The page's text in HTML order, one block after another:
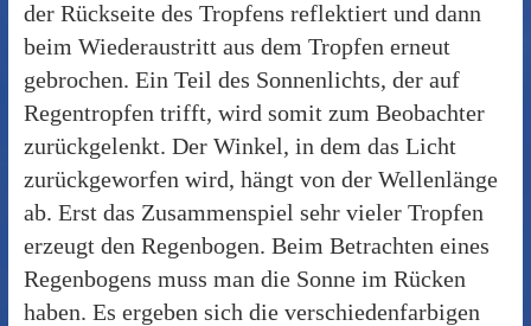
der Rückseite des Tropfens reflektiert und dann
beim Wiederaustritt aus dem Tropfen erneut
gebrochen. Ein Teil des Sonnenlichts, der auf
Regentropfen trifft, wird somit zum Beobachter
zurückgelenkt. Der Winkel, in dem das Licht
zurückgeworfen wird, hängt von der Wellenlänge
ab. Erst das Zusammenspiel sehr vieler Tropfen
erzeugt den Regenbogen. Beim Betrachten eines
Regenbogens muss man die Sonne im Rücken
haben. Es ergeben sich die verschiedenfarbigen